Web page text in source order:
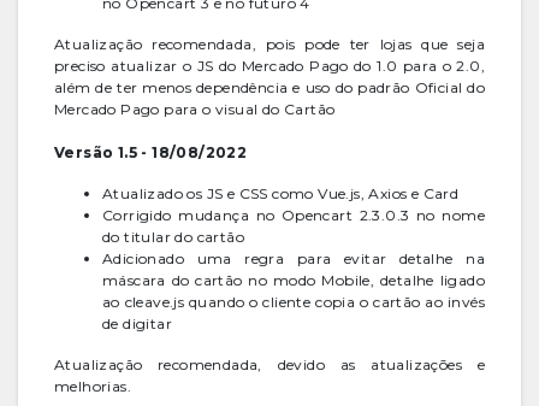
Atualização recomendada, pois pode ter lojas que seja
preciso atualizar o JS do Mercado Pago do 1.0 para o 2.0,
além de ter menos dependência e uso do padrão Oficial do
Mercado Pago para o visual do Cartão
Versão 1.5 - 18/08/2022
Atualizado os JS e CSS como Vue.js, Axios e Card
Corrigido mudança no Opencart 2.3.0.3 no nome
do titular do cartão
Adicionado uma regra para evitar detalhe na
máscara do cartão no modo Mobile, detalhe ligado
ao cleave.js quando o cliente copia o cartão ao invés
de digitar
Atualização recomendada, devido as atualizações e
melhorias.